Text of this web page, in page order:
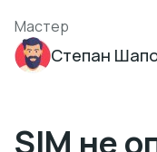
Мастер
Степан
SIM не